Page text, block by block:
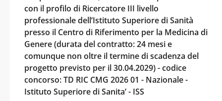
con il profilo di Ricercatore III livello
professionale dell’Istituto Superiore di Sanità
presso il Centro di Riferimento per la Medicina di
Genere (durata del contratto: 24 mesi e
comunque non oltre il termine di scadenza del
progetto previsto per il 30.04.2029) - codice
concorso: TD RIC CMG 2026 01 - Nazionale -
Istituto Superiore di Sanita’ - ISS